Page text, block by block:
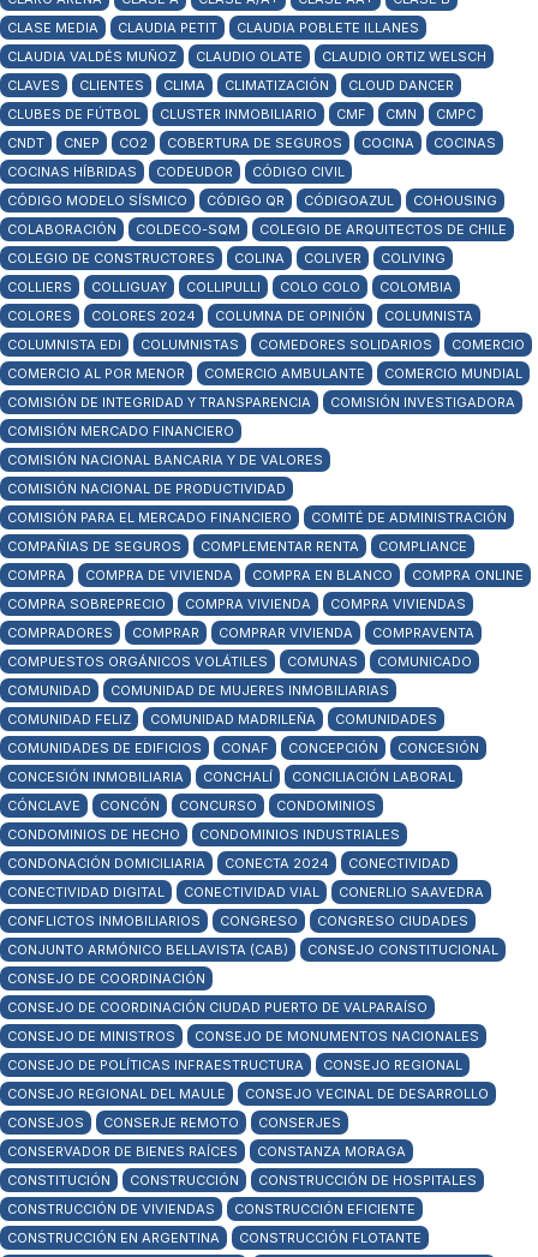
CLASE MEDIA
CLAUDIA PETIT
CLAUDIA POBLETE ILLANES
CLAUDIA VALDÉS MUÑOZ
CLAUDIO OLATE
CLAUDIO ORTIZ WELSCH
CLAVES
CLIENTES CLIMA CLIMATIZACIÓN
CLOUD DANCER
CLUBES DE FÚTBOL
CLUSTER INMOBILIARIO CMF CMN
CMPC
CNDT
CNEP CO2 COBERTURA DE SEGUROS COCINA
COCINAS
COCINAS HÍBRIDAS
CODEUDOR
CÓDIGO CIVIL
CÓDIGO MODELO SÍSMICO
CÓDIGO QR CÓDIGOAZUL
COHOUSING
COLABORACIÓN
COLDECO-SQM
COLEGIO DE ARQUITECTOS DE CHILE
COLEGIO DE CONSTRUCTORES
COLINA COLIVER
COLIVING
COLLIERS
COLLIGUAY COLLIPULLI COLO COLO
COLOMBIA
COLORES
COLORES 2024 COLUMNA DE OPINIÓN
COLUMNISTA
COLUMNISTA EDI
COLUMNISTAS COMEDORES SOLIDARIOS
COMERCIO
COMERCIO AL POR MENOR
COMERCIO AMBULANTE
COMERCIO MUNDIAL
COMISIÓN DE INTEGRIDAD Y TRANSPARENCIA
COMISIÓN INVESTIGADORA
COMISIÓN MERCADO FINANCIERO
COMISIÓN NACIONAL BANCARIA Y DE VALORES
COMISIÓN NACIONAL DE PRODUCTIVIDAD
COMISIÓN PARA EL MERCADO FINANCIERO
COMITÉ DE ADMINISTRACIÓN
COMPAÑIAS DE SEGUROS
COMPLEMENTAR RENTA
COMPLIANCE
COMPRA
COMPRA DE VIVIENDA COMPRA EN BLANCO
COMPRA ONLINE
COMPRA SOBREPRECIO
COMPRA VIVIENDA
COMPRA VIVIENDAS
COMPRADORES
COMPRAR COMPRAR VIVIENDA
COMPRAVENTA
COMPUESTOS ORGÁNICOS VOLÁTILES
COMUNAS
COMUNICADO
COMUNIDAD
COMUNIDAD DE MUJERES INMOBILIARIAS
COMUNIDAD FELIZ
COMUNIDAD MADRILEÑA
COMUNIDADES
COMUNIDADES DE EDIFICIOS
CONAF CONCEPCIÓN
CONCESIÓN
CONCESIÓN INMOBILIARIA
CONCHALÍ
CONCILIACIÓN LABORAL
CÓNCLAVE
CONCÓN CONCURSO
CONDOMINIOS
CONDOMINIOS DE HECHO
CONDOMINIOS INDUSTRIALES
CONDONACIÓN DOMICILIARIA
CONECTA 2024
CONECTIVIDAD
CONECTIVIDAD DIGITAL
CONECTIVIDAD VIAL
CONERLIO SAAVEDRA
CONFLICTOS INMOBILIARIOS
CONGRESO
CONGRESO CIUDADES
CONJUNTO ARMÓNICO BELLAVISTA (CAB)
CONSEJO CONSTITUCIONAL
CONSEJO DE COORDINACIÓN
CONSEJO DE COORDINACIÓN CIUDAD PUERTO DE VALPARAÍSO
CONSEJO DE MINISTROS
CONSEJO DE MONUMENTOS NACIONALES
CONSEJO DE POLÍTICAS INFRAESTRUCTURA
CONSEJO REGIONAL
CONSEJO REGIONAL DEL MAULE
CONSEJO VECINAL DE DESARROLLO
CONSEJOS
CONSERJE REMOTO
CONSERJES
CONSERVADOR DE BIENES RAÍCES
CONSTANZA MORAGA
CONSTITUCIÓN
CONSTRUCCIÓN
CONSTRUCCIÓN DE HOSPITALES
CONSTRUCCIÓN DE VIVIENDAS
CONSTRUCCIÓN EFICIENTE
CONSTRUCCIÓN EN ARGENTINA
CONSTRUCCIÓN FLOTANTE